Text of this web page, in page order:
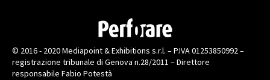
© 2016 - 2020 Mediapoint & Exhibitions s.r.l. – P.IVA 01253850992 –
registrazione tribunale di Genova n.28/2011 – Direttore
responsabile Fabio Potestà